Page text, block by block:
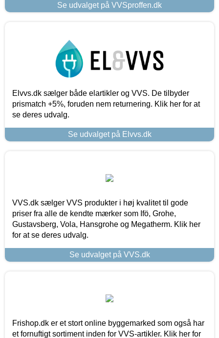
Se udvalget på VVSproffen.dk
Elvvs.dk sælger både elartikler og VVS. De tilbyder
prismatch +5%, foruden nem returnering. Klik her for at
se deres udvalg.
Se udvalget på Elvvs.dk
VVS.dk sælger VVS produkter i høj kvalitet til gode
priser fra alle de kendte mærker som Ifö, Grohe,
Gustavsberg, Vola, Hansgrohe og Megatherm. Klik her
for at se deres udvalg.
Se udvalget på VVS.dk
Frishop.dk er et stort online byggemarked som også har
et fornuftigt sortiment inden for VVS-artikler. Klik her for